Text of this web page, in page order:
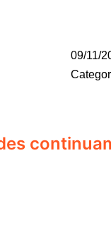
09/11/